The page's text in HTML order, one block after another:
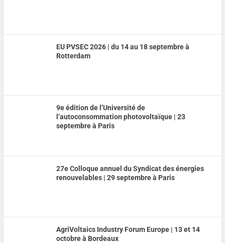
EU PVSEC 2026 | du 14 au 18 septembre à
Rotterdam
9e édition de l’Université de
l’autoconsommation photovoltaïque | 23
septembre à Paris
27e Colloque annuel du Syndicat des énergies
renouvelables | 29 septembre à Paris
AgriVoltaics Industry Forum Europe | 13 et 14
octobre à Bordeaux